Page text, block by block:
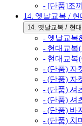
- [단품]조
14. 옛날교복 /
14. 옛날교복 / 현
- 옛날교복
- 현대교복
- 현대교복
- (단품) 자
- (단품) 자
- (단품) 셔
- (단품) 셔
- (단품) 바
- (단품) 치